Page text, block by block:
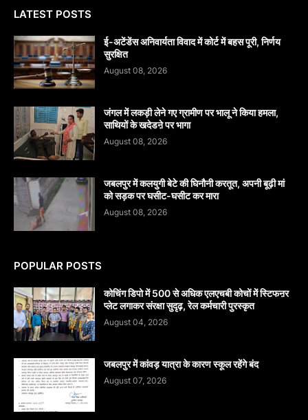
LATEST POSTS
​ई-अटेंडेंस अनिवार्यता विवाद में कोर्ट में बहस पूरी, निर्णय
सुरक्षित
August 08, 2026
जंगल में लकड़ी लेने गए ग्रामीण पर भालू ने किया हमला,
साथियों के खदेडऩे पर भागा
August 08, 2026
जबलपुर में कलयुगी बेटे की घिनौनी करतूत, अपनी बूढ़ी मां
को सड़क पर घसीट-घसीट कर मारा
August 08, 2026
POPULAR POSTS
कोचिंग डिपो में 500 से अधिक एलएचबी कोचों में स्टिफऩर
प्लेट लगाकर संरक्षा सुदृढ़, रेल कर्मचारी पुरस्कृत
August 04, 2026
जबलपुर में कांवड़ यात्रा के कारण स्कूल रहेंगे बंद
August 07, 2026